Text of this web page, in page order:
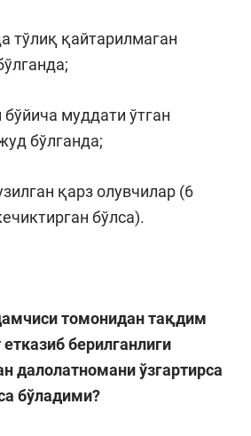
тўлиқ қайтарилмаган
муддати ўтган
бўлганда;
қарз олувчилар (6
бўлса).
томонидан тақдим
берилганлиги
далолатномани ўзгартирса
бўладими?